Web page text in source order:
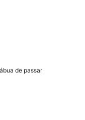
de passar